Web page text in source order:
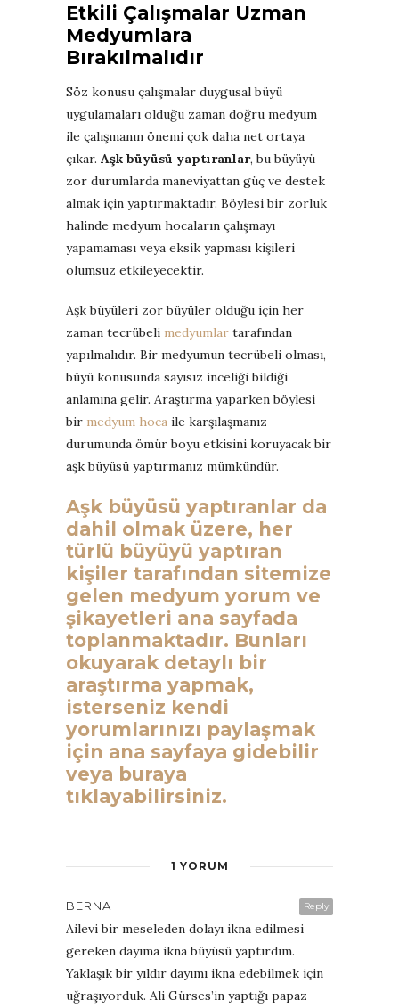
Etkili Çalışmalar Uzman
Medyumlara
Bırakılmalıdır
Söz konusu çalışmalar duygusal büyü
uygulamaları olduğu zaman doğru medyum
ile çalışmanın önemi çok daha net ortaya
çıkar. Aşk büyüsü yaptıranlar, bu büyüyü
zor durumlarda maneviyattan güç ve destek
almak için yaptırmaktadır. Böylesi bir zorluk
halinde medyum hocaların çalışmayı
yapamaması veya eksik yapması kişileri
olumsuz etkileyecektir.
Aşk büyüleri zor büyüler olduğu için her
zaman tecrübeli medyumlar tarafından
yapılmalıdır. Bir medyumun tecrübeli olması,
büyü konusunda sayısız inceliği bildiği
anlamına gelir. Araştırma yaparken böylesi
bir medyum hoca ile karşılaşmanız
durumunda ömür boyu etkisini koruyacak bir
aşk büyüsü yaptırmanız mümkündür.
Aşk büyüsü yaptıranlar da
dahil olmak üzere, her
türlü büyüyü yaptıran
kişiler tarafından sitemize
gelen medyum yorum ve
şikayetleri ana sayfada
toplanmaktadır. Bunları
okuyarak detaylı bir
araştırma yapmak,
isterseniz kendi
yorumlarınızı paylaşmak
için ana sayfaya gidebilir
veya buraya
tıklayabilirsiniz.
1 YORUM
Reply
BERNA
Ailevi bir meseleden dolayı ikna edilmesi
gereken dayıma ikna büyüsü yaptırdım.
Yaklaşık bir yıldır dayımı ikna edebilmek için
uğraşıyorduk. Ali Gürses’in yaptığı papaz